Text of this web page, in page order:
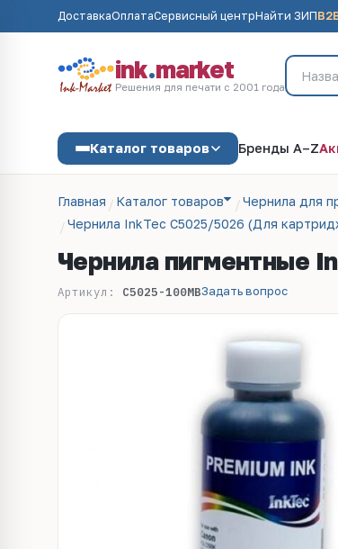
ДоставкаОплатаСервисный центрНайти ЗИП
ink.market
Решения для печати с 2001 года
Каталог товаров Бренды A–Z
Главная Каталог товаров Чернила для
Чернила InkTec C5025/5026 (Для
Чернила пигментные
Артикул: C5025-100MBЗадать вопрос